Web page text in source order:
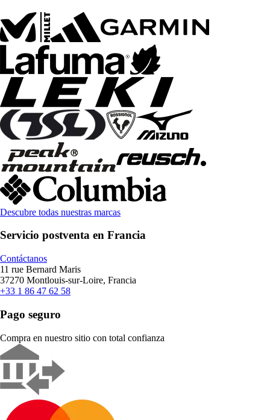
Descubre todas nuestras marcas
Servicio postventa en Francia
Contáctanos
11 rue Bernard Maris
37270 Montlouis-sur-Loire, Francia
+33 1 86 47 62 58
Pago seguro
Compra en nuestro sitio con total confianza